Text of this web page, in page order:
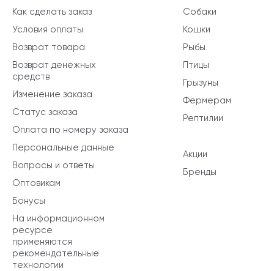
Собаки
Кошки
Рыбы
Птицы
Грызуны
Фермерам
Рептилии
Акции
Бренды
Как сделать заказ
Условия оплаты
Возврат товара
Возврат денежных
средств
Изменение заказа
Статус заказа
Оплата по номеру заказа
Персональные данные
Вопросы и ответы
Оптовикам
Бонусы
На информационном
ресурсе
применяются
рекомендательные
технологии